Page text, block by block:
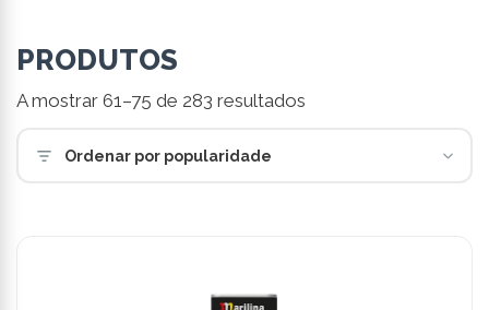
PRODUTOS
A mostrar 61–75 de 283 resultados
Ordenar por popularidade